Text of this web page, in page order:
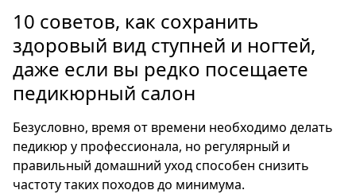
Россия
Мир
Здоровье
Еда
Туризм
Мода
Театр
Кино
10 советов, как сохранить
здоровый вид ступней и ногтей,
даже если вы редко посещаете
педикюрный салон
Безусловно, время от времени необходимо делать
педикюр у профессионала, но регулярный и
правильный домашний уход способен снизить
частоту таких походов до минимума.